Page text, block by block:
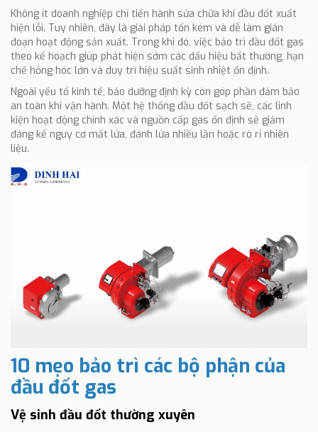
Không ít doanh nghiệp chỉ tiến hành sửa chữa khi đầu đốt xuất
hiện lỗi. Tuy nhiên, đây là giải pháp tốn kém và dễ làm gián
đoạn hoạt động sản xuất. Trong khi đó, việc bảo trì đầu đốt gas
theo kế hoạch giúp phát hiện sớm các dấu hiệu bất thường, hạn
chế hỏng hóc lớn và duy trì hiệu suất sinh nhiệt ổn định.
Ngoài yếu tố kinh tế, bảo dưỡng định kỳ còn góp phần đảm bảo
an toàn khi vận hành. Một hệ thống đầu đốt sạch sẽ, các linh
kiện hoạt động chính xác và nguồn cấp gas ổn định sẽ giảm
đáng kể nguy cơ mất lửa, đánh lửa nhiều lần hoặc rò rỉ nhiên
liệu.
10 mẹo bảo trì các bộ phận của
đầu đốt gas
Vệ sinh đầu đốt thường xuyên